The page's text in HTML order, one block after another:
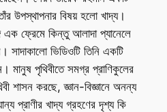
উপস্থাপনার বিষয় হলো খাদ্য।
এক ফ্রেমে কিন্তু আলাদা প্যানেলে
সাদাকালো ভিডিওটি তিনি একটি
মানুষ পৃথিবীতে সমগ্র প্রাণিকুলের
শাসন করছে, জ্ঞান-বিজ্ঞানে অনন্য
প্রাণীর খাদ্য গ্রহণের দৃশ্য কি